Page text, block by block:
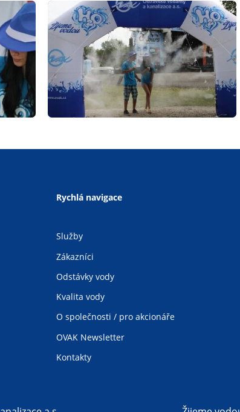
Rychlá navigace
Služby
Zákazníci
Odstávky vody
Kvalita vody
O společnosti / pro akcionáře
OVAK Newsletter
Kontakty